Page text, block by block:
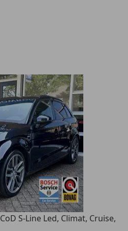
S-Line Led, Climat, Cruise,